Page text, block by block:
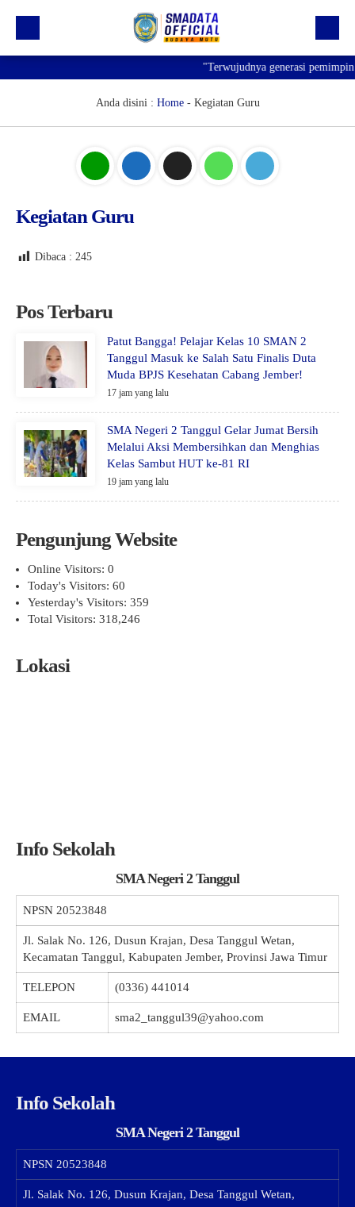
Kegiatan
Saluran Resmi WA
"Terwujudnya generasi pemimpin
Anda disini : Home- Kegiatan Guru
Kegiatan Guru
Dibaca : 245
Pos Terbaru
Patut Bangga! Pelajar Kelas 10 SMAN 2
Tanggul Masuk ke Salah Satu Finalis Duta
Muda BPJS Kesehatan Cabang Jember!
17 jam yang lalu
SMA Negeri 2 Tanggul Gelar Jumat Bersih
Melalui Aksi Membersihkan dan Menghias
Kelas Sambut HUT ke-81 RI
19 jam yang lalu
Pengunjung Website
Online Visitors: 0
Today's Visitors: 60
Yesterday's Visitors: 359
Total Visitors: 318,246
Lokasi
Info Sekolah
SMA Negeri 2 Tanggul
NPSN 20523848
Jl. Salak No. 126, Dusun Krajan, Desa Tanggul Wetan,
Kecamatan Tanggul, Kabupaten Jember, Provinsi Jawa Timur
TELEPON (0336) 441014
EMAIL sma2_tanggul39@yahoo.com
Info Sekolah
SMA Negeri 2 Tanggul
NPSN 20523848
Jl. Salak No. 126, Dusun Krajan, Desa Tanggul Wetan,